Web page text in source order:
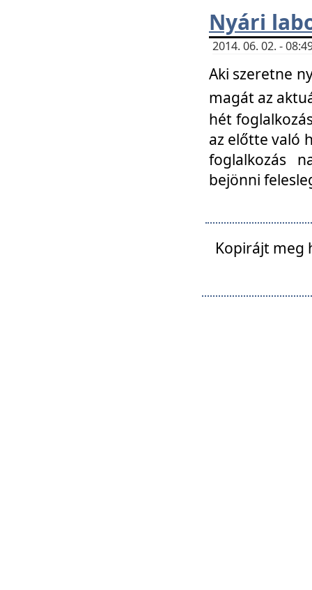
Nyári
2014. 06. 02. -
Aki szeretne
magát az
hét
az előtte való
foglalkozás
bejönni
Kopirájt meg